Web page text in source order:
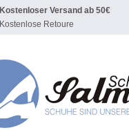
Kostenloser Versand ab 50€
Kostenlose Retoure